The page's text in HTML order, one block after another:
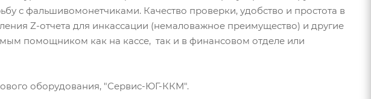
с фальшивомонетчиками. Качество проверки, удобство и простота в
Z-отчета для инкассации (немаловажное преимущество) и другие
помощником как на кассе, так и в финансовом отделе или
оборудования, "Сервис-ЮГ-ККМ".